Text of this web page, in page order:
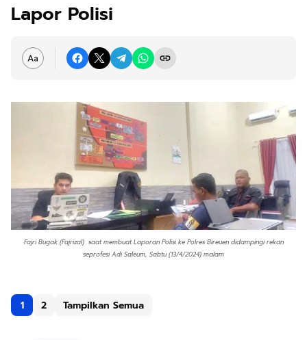
Lapor Polisi
Fajri Bugak (Fajrizal) saat membuat Laporan Polisi ke Polres Bireuen didampingi rekan
seprofesi Adi Saleum, Sabtu (13/4/2024) malam
1 2 Tampilkan Semua